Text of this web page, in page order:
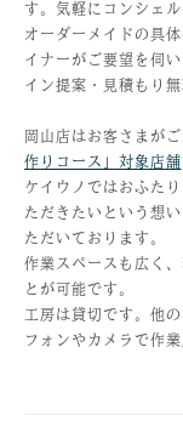
す。気軽にコンシェ
オーダーメイドの具
イナーがご要望を伺
イン提案・見積もり無
岡山店はお客さまが
作りコース」対象店舗
ケイウノではおふた
ただきたいという想
ただいております。
作業スペースも広く
とが可能です。
工房は貸切です。他
フォンやカメラで作